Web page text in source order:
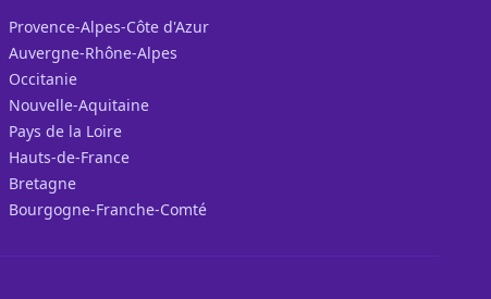
Provence-Alpes-Côte d'Azur
Auvergne-Rhône-Alpes
Occitanie
Nouvelle-Aquitaine
Pays de la Loire
Hauts-de-France
Bretagne
Bourgogne-Franche-Comté